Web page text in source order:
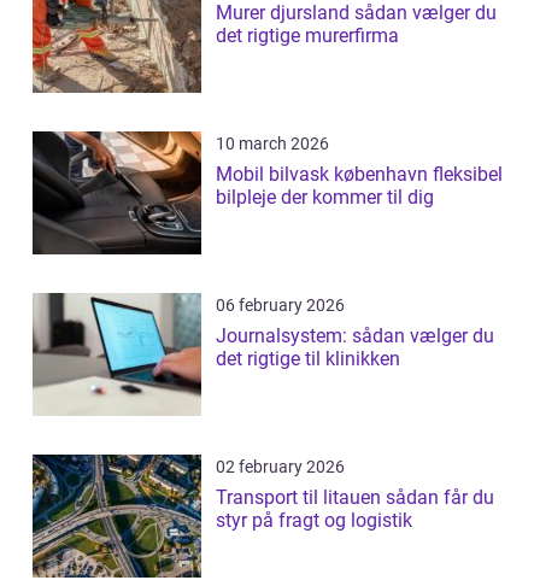
Murer djursland sådan vælger du
det rigtige murerfirma
10 march 2026
Mobil bilvask københavn fleksibel
bilpleje der kommer til dig
06 february 2026
Journalsystem: sådan vælger du
det rigtige til klinikken
02 february 2026
Transport til litauen sådan får du
styr på fragt og logistik